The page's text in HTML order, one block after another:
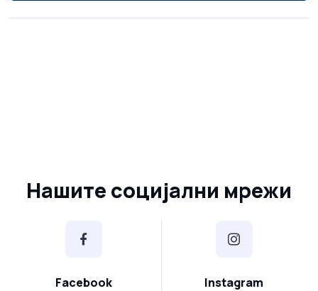
Нашите социјални мрежи
Facebook Instagram